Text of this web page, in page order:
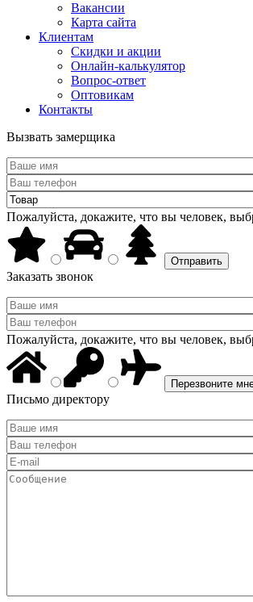
Вакансии
Карта сайта
Клиентам
Скидки и акции
Онлайн-калькулятор
Вопрос-ответ
Оптовикам
Контакты
Вызвать замерщика
Пожалуйста, докажите, что вы человек,
Заказать звонок
Пожалуйста, докажите, что вы человек,
Письмо директору